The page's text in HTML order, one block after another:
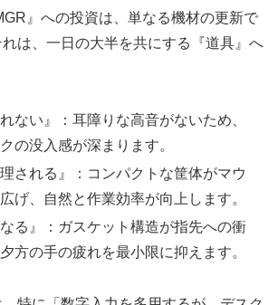
』への投資は、単なる機材の更新で
は、一日の大半を共にする『道具』へ
ない』：耳障りな高音がないため、
の没入感が深まります。
理される』：コンパクトな筐体がマウ
げ、自然と作業効率が向上します。
なる』：ガスケット構造が指先への衝
方の手の疲れを最小限に抑えます。